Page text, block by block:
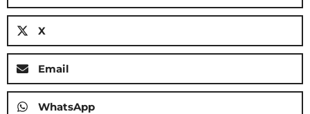
X
Email
WhatsApp